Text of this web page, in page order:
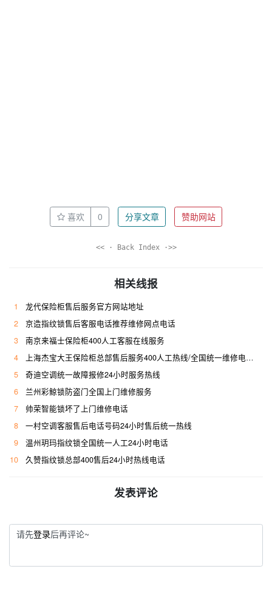
喜欢 0 分享文章 赞助网站
<< · Back Index ·>>
相关线报
1
龙代保险柜售后服务官方网站地址
2
京造指纹锁售后客服电话推荐维修网点电话
3
南京来福士保险柜400人工客服在线服务
4
上海杰宝大王保险柜总部售后服务400人工热线/全国统一维修电话是多少
5
奇迪空调统一故障报修24小时服务热线
6
兰州彩鲸锁防盗门全国上门维修服务
7
帅荣智能锁坏了上门维修电话
8
一村空调客服售后电话号码24小时售后统一热线
9
温州玥玛指纹锁全国统一人工24小时电话
10
久赞指纹锁总部400售后24小时热线电话
发表评论
请先登录后再评论~